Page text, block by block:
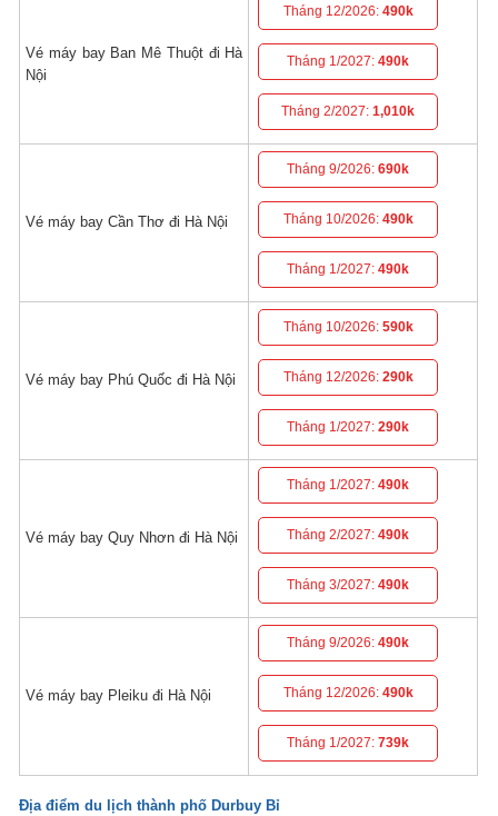
Vé máy bay Ban Mê Thuột đi Hà
Nội
Tháng 12/2026: 490k
Tháng 1/2027:490k
Tháng 2/2027:1,010k
Vé máy bay Cần Thơ đi Hà Nội
Tháng 9/2026:690k
Tháng 10/2026: 490k
Tháng 1/2027:490k
Vé máy bay Phú Quốc đi Hà Nội
Tháng 10/2026: 590k
Tháng 12/2026: 290k
Tháng 1/2027:290k
Vé máy bay Quy Nhơn đi Hà Nội
Tháng 1/2027:490k
Tháng 2/2027:490k
Tháng 3/2027:490k
Vé máy bay Pleiku đi Hà Nội
Tháng 9/2026:490k
Tháng 12/2026: 490k
Tháng 1/2027:739k
Địa điểm du lịch thành phố Durbuy Bỉ